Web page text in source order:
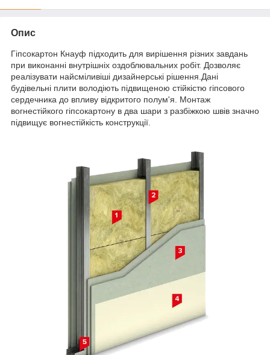
Опис
Гіпсокартон Кнауф підходить для вирішення різних завдань
при виконанні внутрішніх оздоблювальних робіт. Дозволяє
реалізувати найсміливіші дизайнерські рішення.Дані
будівельні плити володіють підвищеною стійкістю гіпсового
сердечника до впливу відкритого полум'я. Монтаж
вогнестійкого гіпсокартону в два шари з разбіжкою швів значно
підвищує вогнестійкість конструкції.